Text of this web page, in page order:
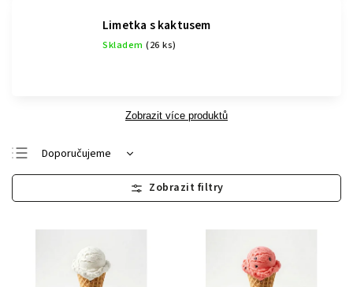
Limetka s kaktusem
Skladem (26 ks)
Zobrazit více produktů
Doporučujeme
Nejlevnější
Nejdražší
Nejprodávanější
Abecedně